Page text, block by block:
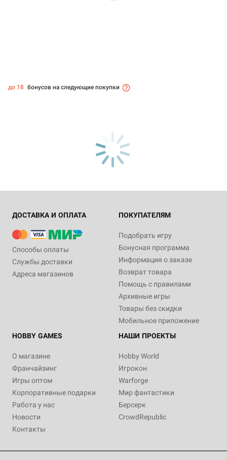
до 18 бонусов на следующие покупки
ДОСТАВКА И ОПЛАТА
Способы оплаты
Службы доставки
Адреса магазинов
ПОКУПАТЕЛЯМ
Подобрать игру
Бонусная программа
Информация о заказе
Возврат товара
Помощь с правилами
Архивные игры
Товары без скидки
Мобильное приложение
HOBBY GAMES
О магазине
Франчайзинг
Игры оптом
Корпоративные подарки
Работа у нас
Новости
Контакты
НАШИ ПРОЕКТЫ
Hobby World
Игрокон
Warforge
Мир фантастики
Берсерк
CrowdRepublic